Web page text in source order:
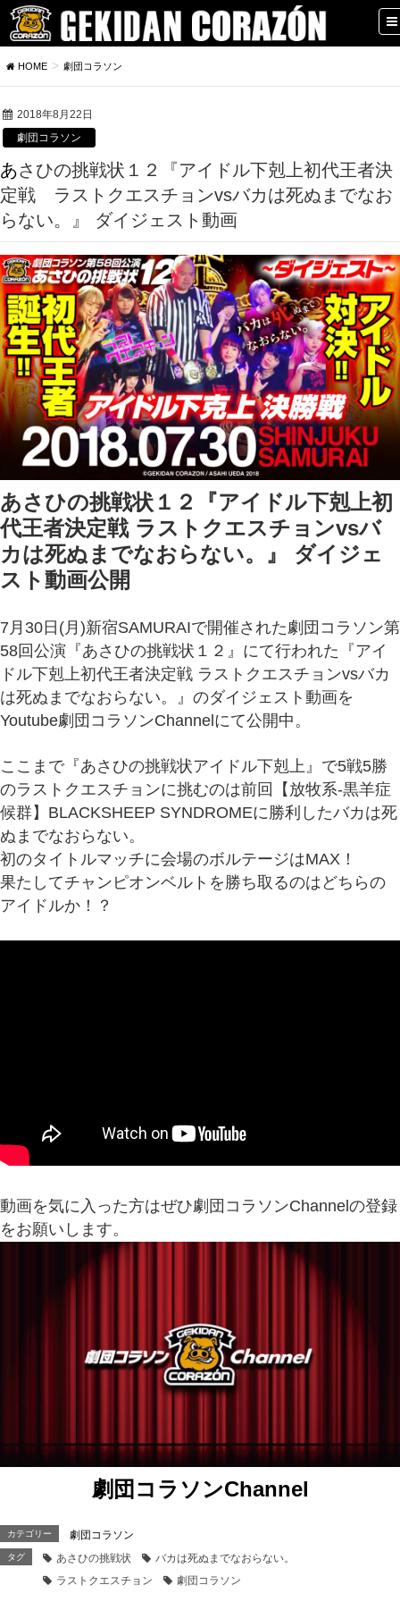
HOME 劇団コラソン
2018年8月22日
劇団コラソン
あさひの挑戦状１２『アイドル下剋上初代王者決
定戦 ラストクエスチョンvsバカは死ぬまでなお
らない。』 ダイジェスト動画
あさひの挑戦状１２『アイドル下剋上初
代王者決定戦 ラストクエスチョンvsバ
カは死ぬまでなおらない。』 ダイジェ
スト動画公開
7月30日(月)新宿SAMURAIで開催された劇団コラソン第
58回公演『あさひの挑戦状１２』にて行われた『アイ
ドル下剋上初代王者決定戦 ラストクエスチョンvsバカ
は死ぬまでなおらない。』のダイジェスト動画を
Youtube劇団コラソンChannelにて公開中。
ここまで『あさひの挑戦状アイドル下剋上』で5戦5勝
のラストクエスチョンに挑むのは前回【放牧系-黒羊症
候群】BLACKSHEEP SYNDROMEに勝利したバカは死
ぬまでなおらない。
初のタイトルマッチに会場のボルテージはMAX！
果たしてチャンピオンベルトを勝ち取るのはどちらの
アイドルか！？
動画を気に入った方はぜひ劇団コラソンChannelの登録
をお願いします。
劇団コラソンChannel
カテゴリー 劇団コラソン
タグ あさひの挑戦状
バカは死ぬまでなおらない。
ラストクエスチョン
劇団コラソン